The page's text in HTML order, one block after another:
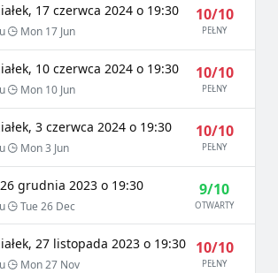
17 czerwca 2024 o 19:30
Mon 17 Jun
10/10
PEŁNY
10 czerwca 2024 o 19:30
Mon 10 Jun
10/10
PEŁNY
3 czerwca 2024 o 19:30
Mon 3 Jun
10/10
PEŁNY
grudnia 2023 o 19:30
Tue 26 Dec
9/10
OTWARTY
27 listopada 2023 o 19:30
Mon 27 Nov
10/10
PEŁNY